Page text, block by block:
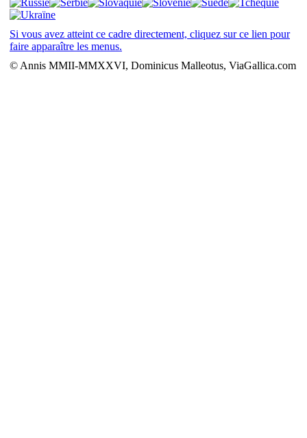
Si vous avez atteint ce cadre directement, cliquez sur ce lien pour
faire apparaître les menus.
© Annis MMII-MMXXVI, Dominicus Malleotus, ViaGallica.com